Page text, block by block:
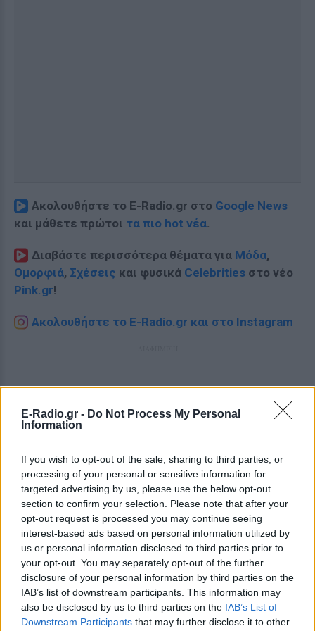
E-Radio.gr - Do Not Process My Personal
Information
If you wish to opt-out of the sale, sharing to third parties, or
processing of your personal or sensitive information for
targeted advertising by us, please use the below opt-out
section to confirm your selection. Please note that after your
opt-out request is processed you may continue seeing
interest-based ads based on personal information utilized by
us or personal information disclosed to third parties prior to
your opt-out. You may separately opt-out of the further
disclosure of your personal information by third parties on the
IAB’s list of downstream participants. This information may
also be disclosed by us to third parties on the IAB’s List of
Downstream Participants that may further disclose it to other
Ακολουθήστε το E-Radio.gr στο Google News
και μάθετε πρώτοι τα πιο hot νέα.
Διαβάστε περισσότερα θέματα για Μόδα,
Ομορφιά, Σχέσεις και φυσικά Celebrities στο νέο
Pink.gr!
Ακολουθήστε το E-Radio.gr και στο Instagram